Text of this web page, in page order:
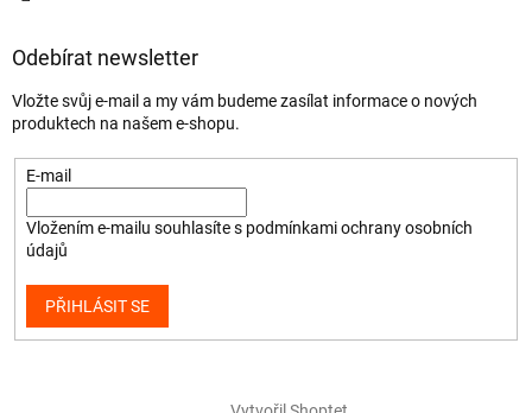
Odebírat newsletter
Vložte svůj e-mail a my vám budeme zasílat informace o nových
produktech na našem e-shopu.
E-mail
Vložením e-mailu souhlasíte s podmínkami ochrany osobních
údajů
PŘIHLÁSIT SE